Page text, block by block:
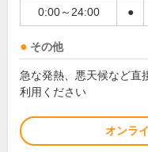
0:00～24:00 ●
その他
急な発熱、悪天候など直
利用ください
オンラ